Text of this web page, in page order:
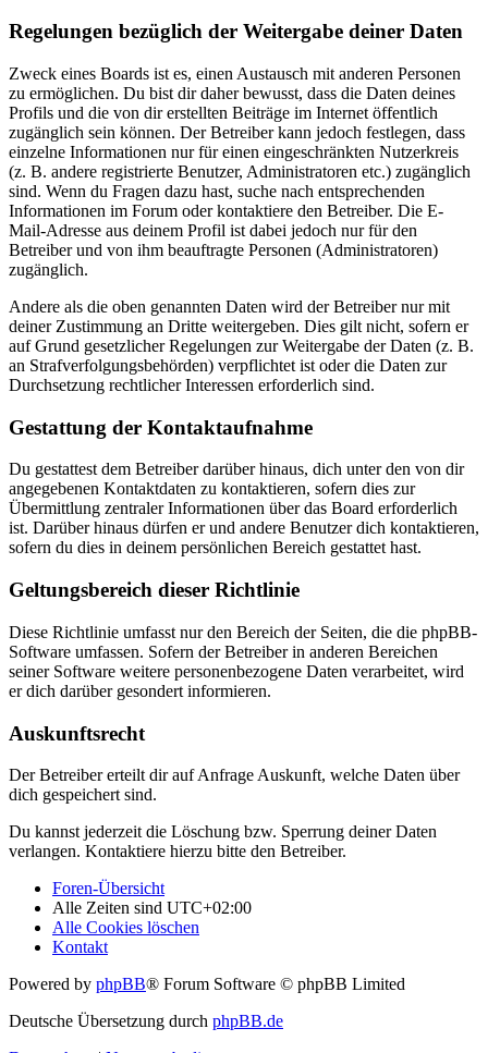
Regelungen bezüglich der Weitergabe deiner Daten
Zweck eines Boards ist es, einen Austausch mit anderen Personen
zu ermöglichen. Du bist dir daher bewusst, dass die Daten deines
Profils und die von dir erstellten Beiträge im Internet öffentlich
zugänglich sein können. Der Betreiber kann jedoch festlegen, dass
einzelne Informationen nur für einen eingeschränkten Nutzerkreis
(z. B. andere registrierte Benutzer, Administratoren etc.) zugänglich
sind. Wenn du Fragen dazu hast, suche nach entsprechenden
Informationen im Forum oder kontaktiere den Betreiber. Die E-
Mail-Adresse aus deinem Profil ist dabei jedoch nur für den
Betreiber und von ihm beauftragte Personen (Administratoren)
zugänglich.
Andere als die oben genannten Daten wird der Betreiber nur mit
deiner Zustimmung an Dritte weitergeben. Dies gilt nicht, sofern er
auf Grund gesetzlicher Regelungen zur Weitergabe der Daten (z. B.
an Strafverfolgungsbehörden) verpflichtet ist oder die Daten zur
Durchsetzung rechtlicher Interessen erforderlich sind.
Gestattung der Kontaktaufnahme
Du gestattest dem Betreiber darüber hinaus, dich unter den von dir
angegebenen Kontaktdaten zu kontaktieren, sofern dies zur
Übermittlung zentraler Informationen über das Board erforderlich
ist. Darüber hinaus dürfen er und andere Benutzer dich kontaktieren,
sofern du dies in deinem persönlichen Bereich gestattet hast.
Geltungsbereich dieser Richtlinie
Diese Richtlinie umfasst nur den Bereich der Seiten, die die phpBB-
Software umfassen. Sofern der Betreiber in anderen Bereichen
seiner Software weitere personenbezogene Daten verarbeitet, wird
er dich darüber gesondert informieren.
Auskunftsrecht
Der Betreiber erteilt dir auf Anfrage Auskunft, welche Daten über
dich gespeichert sind.
Du kannst jederzeit die Löschung bzw. Sperrung deiner Daten
verlangen. Kontaktiere hierzu bitte den Betreiber.
Foren-Übersicht
Alle Zeiten sind UTC+02:00
Alle Cookies löschen
Kontakt
Powered by phpBB® Forum Software © phpBB Limited
Deutsche Übersetzung durch phpBB.de